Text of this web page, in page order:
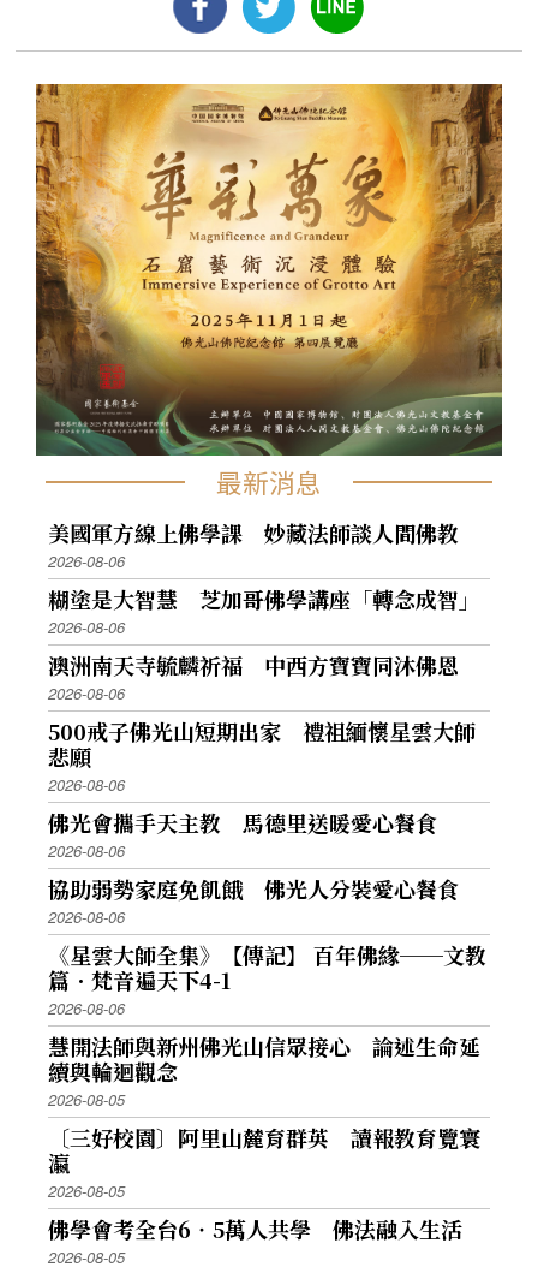
最新消息
美國軍方線上佛學課 妙藏法師談人間佛教
2026-08-06
糊塗是大智慧 芝加哥佛學講座「轉念成智」
2026-08-06
澳洲南天寺毓麟祈福 中西方寶寶同沐佛恩
2026-08-06
500戒子佛光山短期出家 禮祖緬懷星雲大師
悲願
2026-08-06
佛光會攜手天主教 馬德里送暖愛心餐食
2026-08-06
協助弱勢家庭免飢餓 佛光人分裝愛心餐食
2026-08-06
《星雲大師全集》【傳記】 百年佛緣──文教
篇．梵音遍天下4-1
2026-08-06
慧開法師與新州佛光山信眾接心 論述生命延
續與輪迴觀念
2026-08-05
〔三好校園〕阿里山麓育群英 讀報教育覽寰
瀛
2026-08-05
佛學會考全台6‧5萬人共學 佛法融入生活
2026-08-05